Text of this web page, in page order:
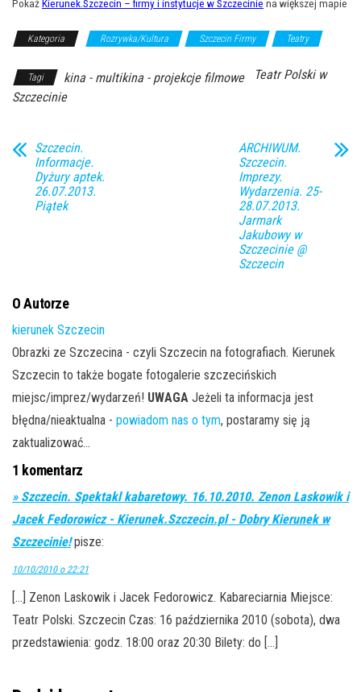
PokażKierunek.Szczecin – firmy i instytucje w Szczecinie na większej mapie
Kategoria Rozrywka/Kultura Szczecin Firmy Teatry
Tagi kina - multikina - projekcje filmowe
Teatr Polski w
Szczecinie
Szczecin.
Informacje.
Dyżury aptek.
26.07.2013.
Piątek
ARCHIWUM.
Szczecin.
Imprezy.
Wydarzenia. 25-
28.07.2013.
Jarmark
Jakubowy w
Szczecinie @
Szczecin
O Autorze
kierunek Szczecin
Obrazki ze Szczecina - czyli Szczecin na fotografiach. Kierunek
Szczecin to także bogate fotogalerie szczecińskich
miejsc/imprez/wydarzeń! UWAGA Jeżeli ta informacja jest
błędna/nieaktualna - powiadom nas o tym, postaramy się ją
zaktualizować...
1 komentarz
» Szczecin. Spektakl kabaretowy. 16.10.2010. Zenon Laskowik i
Jacek Fedorowicz - Kierunek.Szczecin.pl - Dobry Kierunek w
Szczecinie! pisze:
10/10/2010 o 22:21
[…] Zenon Laskowik i Jacek Fedorowicz. Kabareciarnia Miejsce:
Teatr Polski. Szczecin Czas: 16 października 2010 (sobota), dwa
przedstawienia: godz. 18:00 oraz 20:30 Bilety: do […]